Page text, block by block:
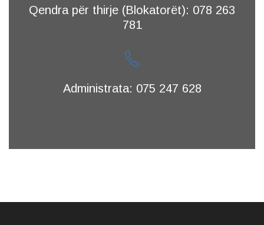
Qendra për thirje (Blokatorët): 078 263
781
Administrata: 075 247 628